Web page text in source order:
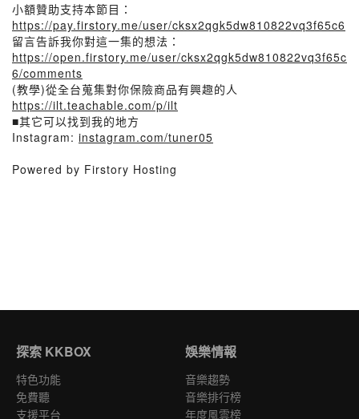
小額贊助支持本節目：
https://pay.firstory.me/user/cksx2qgk5dw810822vq3f65c6
留言告訴我你對這一集的想法：
https://open.firstory.me/user/cksx2qgk5dw810822vq3f65c
6/comments
(教學)從全台蒐集對你保險商品有興趣的人
https://ilt.teachable.com/p/ilt
■其它可以找到我的地方
Instagram: instagram.com/tuner05
Powered by Firstory Hosting
探索 KKBOX
特色功能
免費聽
支援平台
娛樂情報
音樂趨勢
音樂排行榜
年度風雲榜